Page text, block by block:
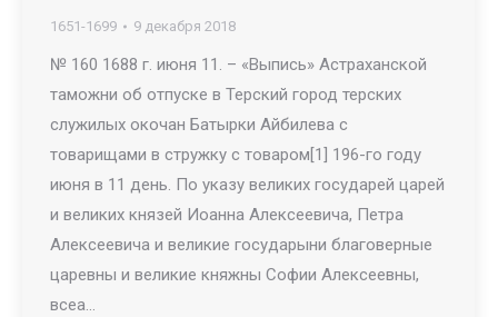
1651-1699 9 декабря 2018
№ 160 1688 г. июня 11. – «Выпись» Астраханской
таможни об отпуске в Терский город терских
служилых окочан Батырки Айбилева с
товарищами в стружку с товаром[1] 196-го году
июня в 11 день. По указу великих государей царей
и великих князей Иоанна Алексеевича, Петра
Алексеевича и великие государыни благоверные
царевны и великие княжны Софии Алексеевны,
всеа…